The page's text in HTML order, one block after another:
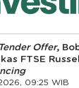
Tender Offer,
FTSE
09:25 WIB